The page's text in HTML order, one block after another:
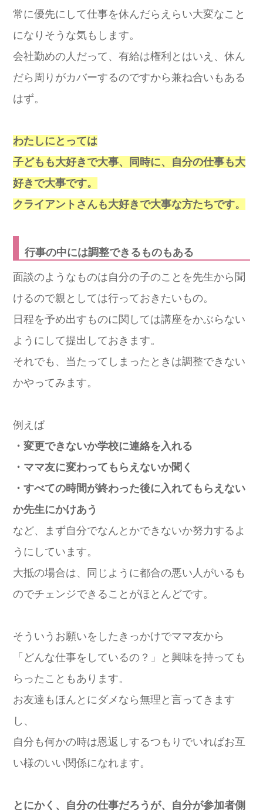
常に優先にして仕事を休んだらえらい大変なこと
になりそうな気もします。
会社勤めの人だって、有給は権利とはいえ、休ん
だら周りがカバーするのですから兼ね合いもある
はず。
わたしにとっては
子どもも大好きで大事、同時に、自分の仕事も大
好きで大事です。
クライアントさんも大好きで大事な方たちです。
行事の中には調整できるものもある
面談のようなものは自分の子のことを先生から聞
けるので親としては行っておきたいもの。
日程を予め出すものに関しては講座をかぶらない
ようにして提出しておきます。
それでも、当たってしまったときは調整できない
かやってみます。
例えば
・変更できないか学校に連絡を入れる
・ママ友に変わってもらえないか聞く
・すべての時間が終わった後に入れてもらえない
か先生にかけあう
など、まず自分でなんとかできないか努力するよ
うにしています。
大抵の場合は、同じように都合の悪い人がいるも
のでチェンジできることがほとんどです。
そういうお願いをしたきっかけでママ友から
「どんな仕事をしているの？」と興味を持っても
らったこともあります。
お友達もほんとにダメなら無理と言ってきます
し、
自分も何かの時は恩返しするつもりでいればお互
い様のいい関係になれます。
とにかく、自分の仕事だろうが、自分が参加者側